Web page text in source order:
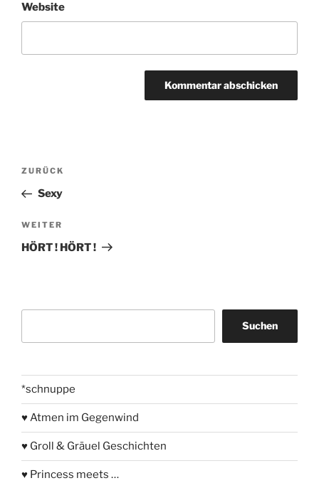
Website
Beitragsnavigation
Vorheriger
Beitrag
ZURÜCK
Sexy
Nächster
Beitrag
WEITER
HÖRT ! HÖRT !
Suchen
*schnuppe
♥ Atmen im Gegenwind
♥ Groll & Gräuel Geschichten
♥ Princess meets …